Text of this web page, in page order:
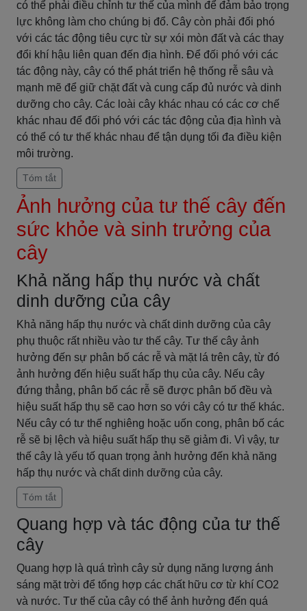
có thể phải điều chỉnh tư thế của mình để đảm bảo trọng
lực không làm cho chúng bị đổ. Cây còn phải đối phó
với các tác động tiêu cực từ sự xói mòn đất và các thay
đổi khí hậu liên quan đến địa hình. Để đối phó với các
tác động này, cây có thể phát triển hệ thống rễ sâu và
mạnh mẽ để giữ chặt đất và cung cấp đủ nước và dinh
dưỡng cho cây. Các loài cây khác nhau có các cơ chế
khác nhau để đối phó với các tác động của địa hình và
có thể có tư thế khác nhau để tận dụng tối đa điều kiện
môi trường.
Tóm tắt
Ảnh hưởng của tư thế cây đến
sức khỏe và sinh trưởng của
cây
Khả năng hấp thụ nước và chất
dinh dưỡng của cây
Khả năng hấp thụ nước và chất dinh dưỡng của cây
phụ thuộc rất nhiều vào tư thế cây. Tư thế cây ảnh
hưởng đến sự phân bố các rễ và mặt lá trên cây, từ đó
ảnh hưởng đến hiệu suất hấp thụ của cây. Nếu cây
đứng thẳng, phân bố các rễ sẽ được phân bố đều và
hiệu suất hấp thụ sẽ cao hơn so với cây có tư thế khác.
Nếu cây có tư thế nghiêng hoặc uốn cong, phân bố các
rễ sẽ bị lệch và hiệu suất hấp thụ sẽ giảm đi. Vì vậy, tư
thế cây là yếu tố quan trọng ảnh hưởng đến khả năng
hấp thụ nước và chất dinh dưỡng của cây.
Tóm tắt
Quang hợp và tác động của tư thế
cây
Quang hợp là quá trình cây sử dụng năng lượng ánh
sáng mặt trời để tổng hợp các chất hữu cơ từ khí CO2
và nước. Tư thế của cây có thể ảnh hưởng đến quá